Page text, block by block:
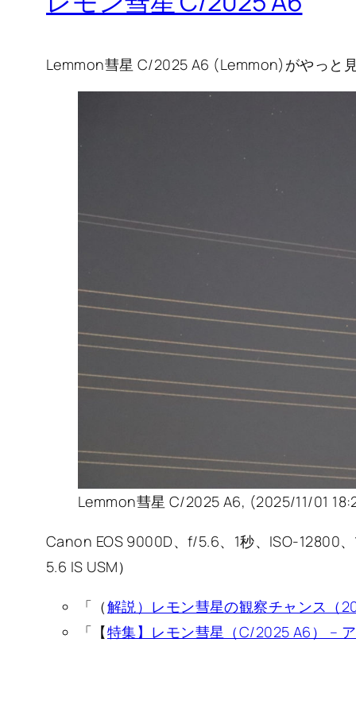
Lemmon彗星 C/2025 A6 (Lemmon)がやっと
Lemmon彗星 C/2025 A6, (2025/11/01
Canon EOS 9000D、f/5.6、1秒、ISO-12800、
5.6 IS USM）
「（解説）レモン彗星の観察チャンス（
「【特集】レモン彗星（C/2025 A6） –